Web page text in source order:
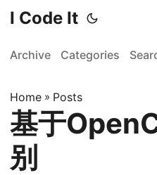
I Code It
Archive Categories
Home » Posts
基于
别